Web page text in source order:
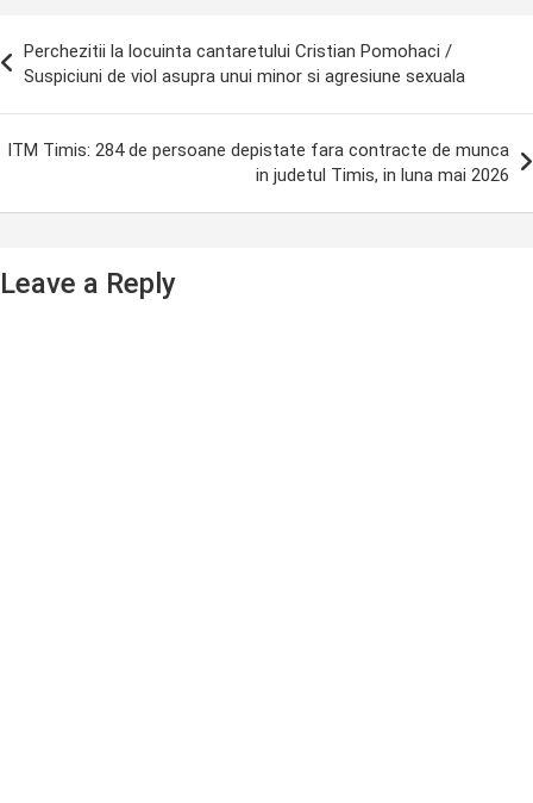
Perchezitii la locuinta cantaretului Cristian Pomohaci /
Suspiciuni de viol asupra unui minor si agresiune sexuala
ITM Timis: 284 de persoane depistate fara contracte de munca
in judetul Timis, in luna mai 2026
Leave a Reply